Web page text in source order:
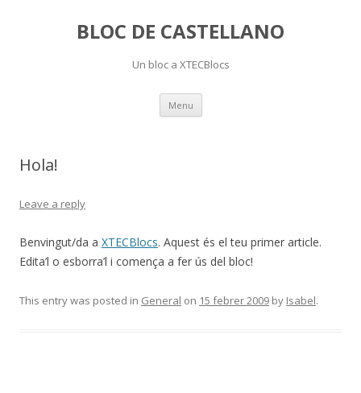
BLOC DE CASTELLANO
Un bloc a XTECBlocs
Menu Skip
content
Hola!
Leave a reply
Benvingut/da a XTECBlocs. Aquest és el teu primer article.
Edita’l o esborra’l i comença a fer ús del bloc!
This entry was posted in General on 15 febrer 2009 by Isabel.